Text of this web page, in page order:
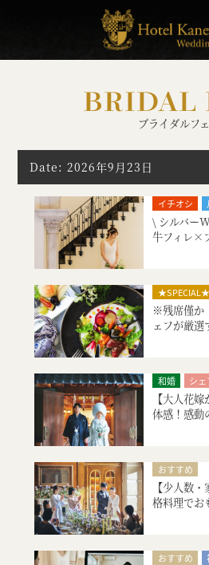
BRIDAL
ブライダルフ
Date: 2026年9月23日
イチオシ
初めてにオ
シェフ厳選
会場コーディ
マタニティ
見積り相談
\ シルバー
牛フィレ×
★SPECIAL★
日曜日のお
シェフ厳選
神殿挙式
会場コーデ
ご宿泊のご
※残席僅か
ェフが厳選
和婚
シ
絶品スイー
特別限定プ
引出物・婚
ご宿泊のご
【大人花
体感！感
おすすめ
シェフ厳選
絶品スイー
マタニティ
【少人数
格料理で
おすすめ